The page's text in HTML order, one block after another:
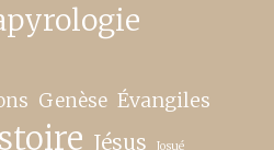
Genèse Évangiles
Jésus Josué